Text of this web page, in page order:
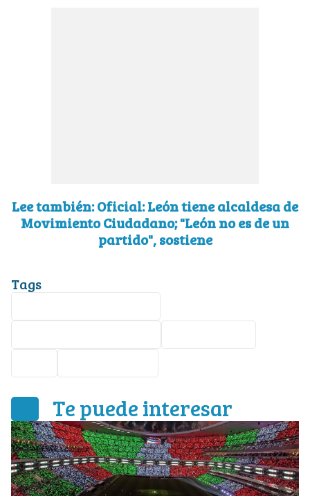
Lee también: Oficial: León tiene alcaldesa de
Movimiento Ciudadano; "León no es de un
partido", sostiene
Tags
Te puede interesar